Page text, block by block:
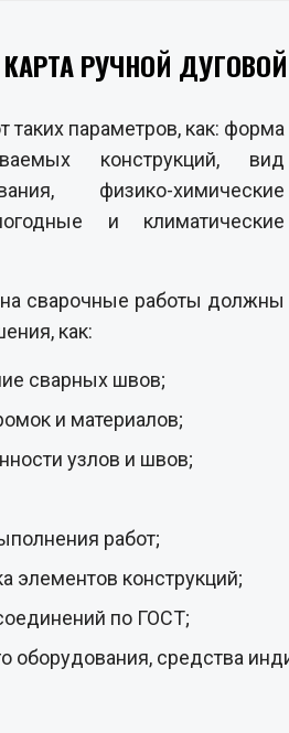
РУЧНОЙ
таких параметров, как: форма
конструкций, вид
физико-химические
и климатические
на сварочные работы должны
как:
сварных швов;
и материалов;
узлов и швов;
работ;
элементов конструкций;
по ГОСТ;
оборудования, средства